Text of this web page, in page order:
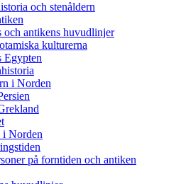
och stenåldern
och antikens huvudlinjer
kulturerna
Egypten
i Norden
i Norden
på forntiden och antiken